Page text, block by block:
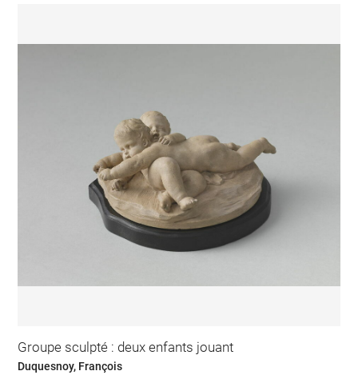
Groupe sculpté : deux enfants jouant
Duquesnoy, François